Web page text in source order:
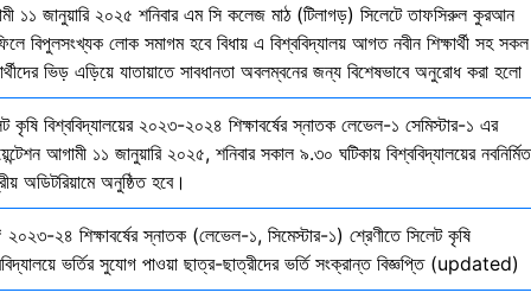
১১ জানুয়ারি ২০২৫ শনিবার এম সি কলেজ মাঠ (টিলাগড়) সিলেটে তাফসিরুল কুরআন
বিপুলসংখ্যক লোক সমাগম হবে বিধায় এ বিশ্ববিদ্যালয় আগত নবীন শিক্ষার্থী সহ সকল
ভিড় এড়িয়ে যাতায়াতে সাবধানতা অবলম্বনের জন্য বিশেষভাবে অনুরোধ করা হলো
কৃষি বিশ্ববিদ্যালয়ের ২০২৩-২০২৪ শিক্ষাবর্ষের স্নাতক লেভেল-১ সেমিস্টার-১ এর
আগামী ১১ জানুয়ারি ২০২৫, শনিবার সকাল ৯.৩০ ঘটিকায় বিশ্ববিদ্যালয়ের নবনির্মিত
অডিটরিয়ামে অনুষ্ঠিত হবে।
২৪ শিক্ষাবর্ষের স্নাতক (লেভেল-১, সিমেস্টার-১) শ্রেণীতে সিলেট কৃষি
ভর্তির সুযোগ পাওয়া ছাত্র-ছাত্রীদের ভর্তি সংক্রান্ত বিজ্ঞপ্তি (updated)